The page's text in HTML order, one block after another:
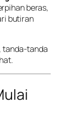
beras,
butiran
tanda-tanda